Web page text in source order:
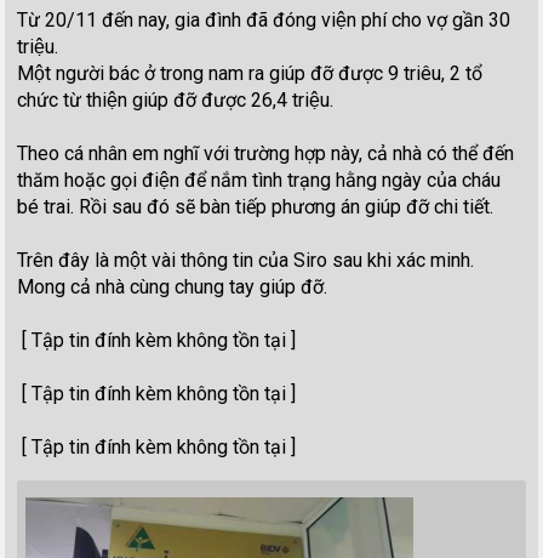
Từ 20/11 đến nay, gia đình đã đóng viện phí cho vợ gần 30
triệu.
Một người bác ở trong nam ra giúp đỡ được 9 triêu, 2 tổ
chức từ thiện giúp đỡ được 26,4 triệu.
Theo cá nhân em nghĩ với trường hợp này, cả nhà có thể đến
thăm hoặc gọi điện để nắm tình trạng hằng ngày của cháu
bé trai. Rồi sau đó sẽ bàn tiếp phương án giúp đỡ chi tiết.
Trên đây là một vài thông tin của Siro sau khi xác minh.
Mong cả nhà cùng chung tay giúp đỡ.
[ Tập tin đính kèm không tồn tại ]
[ Tập tin đính kèm không tồn tại ]
[ Tập tin đính kèm không tồn tại ]